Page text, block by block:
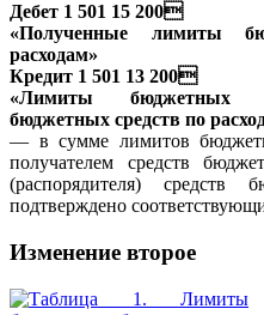
Дебет 1 501 15 200
«Полученные лимиты
расходам»
Кредит 1 501 13 200
«Лимиты бюджетных
бюджетных средств по
— в сумме лимитов
получателем средств
(распорядителя)
подтверждено
Изменение второе